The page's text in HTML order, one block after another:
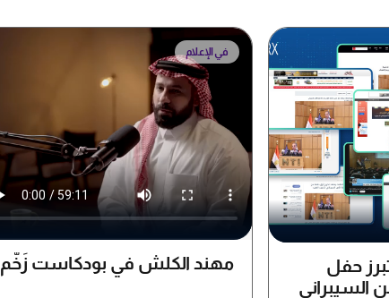
حفل
السيبراني
في الإعلام
مهند الكلش في بودكاست زَخّم